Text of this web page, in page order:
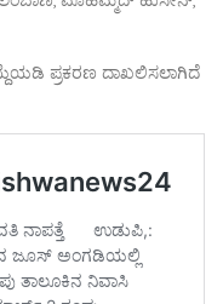
ಪ್ರಕರಣ ದಾಖಲಿಸಲಾಗಿದೆ